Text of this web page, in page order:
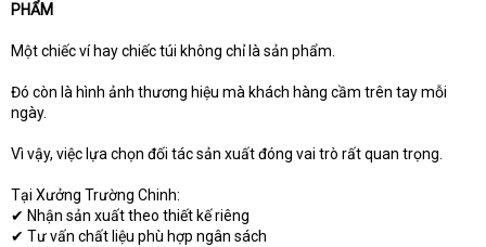
e
PHẨM
Một chiếc ví hay chiếc túi không chỉ là sản phẩm.
Đó còn là hình ảnh thương hiệu mà khách hàng cầm trên tay mỗi
ngày.
Vì vậy, việc lựa chọn đối tác sản xuất đóng vai trò rất quan trọng.
Tại Xưởng Trường Chinh:
✔ Nhận sản xuất theo thiết kế riêng
✔ Tư vấn chất liệu phù hợp ngân sách